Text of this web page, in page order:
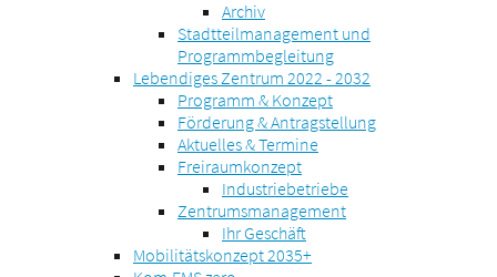
Archiv
Stadtteilmanagement und
Programmbegleitung
Lebendiges Zentrum 2022 - 2032
Programm & Konzept
Förderung & Antragstellung
Aktuelles & Termine
Freiraumkonzept
Industriebetriebe
Zentrumsmanagement
Ihr Geschäft
Mobilitätskonzept 2035+